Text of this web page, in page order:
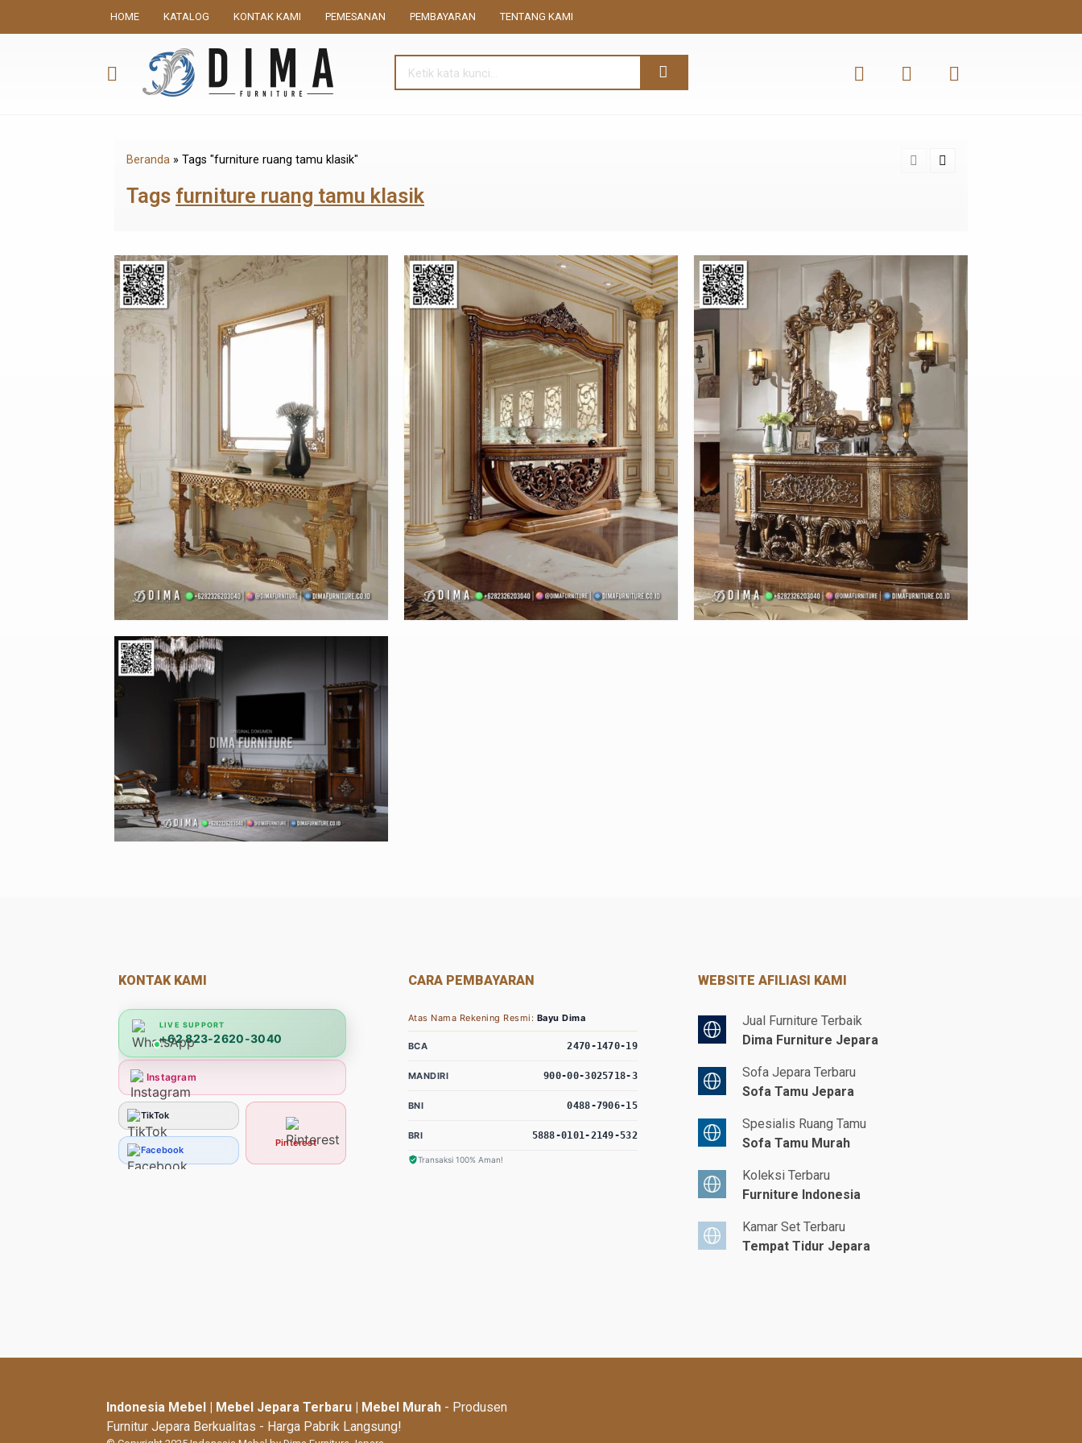
HOME KATALOG KONTAK KAMI PEMESANAN PEMBAYARAN TENTANG KAMI
Beranda » Tags "furniture ruang tamu klasik"
Tags furniture ruang tamu klasik
KONTAK KAMI
LIVE SUPPORT
+62 823-2620-3040
Instagram
TikTok
Facebook
Pinterest
CARA PEMBAYARAN
Atas Nama Rekening Resmi: Bayu Dima
BCA 2470-1470-19
MANDIRI 900-00-3025718-3
BNI 0488-7906-15
BRI 5888-0101-2149-532
Transaksi 100% Aman!
WEBSITE AFILIASI KAMI
Jual Furniture Terbaik
Dima Furniture Jepara
Sofa Jepara Terbaru
Sofa Tamu Jepara
Spesialis Ruang Tamu
Sofa Tamu Murah
Koleksi Terbaru
Furniture Indonesia
Kamar Set Terbaru
Tempat Tidur Jepara
Indonesia Mebel | Mebel Jepara Terbaru | Mebel Murah - Produsen
Furnitur Jepara Berkualitas - Harga Pabrik Langsung!